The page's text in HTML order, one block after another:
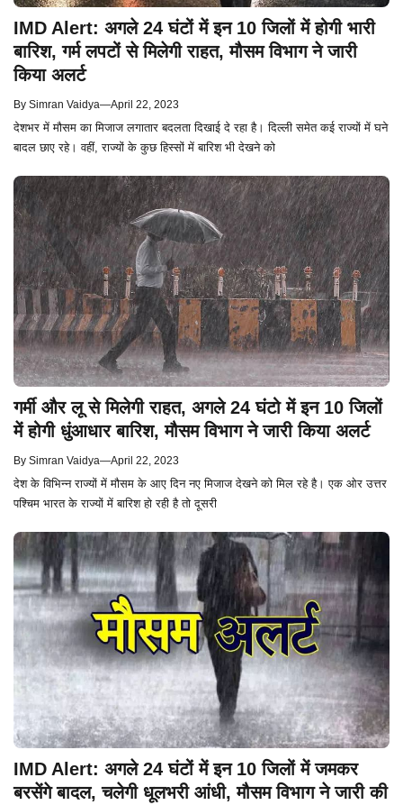
IMD Alert: अगले 24 घंटों में इन 10 जिलों में होगी भारी
बारिश, गर्म लपटों से मिलेगी राहत, मौसम विभाग ने जारी
किया अलर्ट
By Simran Vaidya—April 22, 2023
देशभर में मौसम का मिजाज लगातार बदलता दिखाई दे रहा है। दिल्ली समेत कई राज्यों में घने
बादल छाए रहे। वहीं, राज्यों के कुछ हिस्सों में बारिश भी देखने को
गर्मी और लू से मिलेगी राहत, अगले 24 घंटो में इन 10 जिलों
में होगी धुंआधार बारिश, मौसम विभाग ने जारी किया अलर्ट
By Simran Vaidya—April 22, 2023
देश के विभिन्न राज्यों में मौसम के आए दिन नए मिजाज देखने को मिल रहे है। एक ओर उत्तर
पश्चिम भारत के राज्यों में बारिश हो रही है तो दूसरी
IMD Alert: अगले 24 घंटों में इन 10 जिलों में जमकर
बरसेंगे बादल, चलेगी धूलभरी आंधी, मौसम विभाग ने जारी की